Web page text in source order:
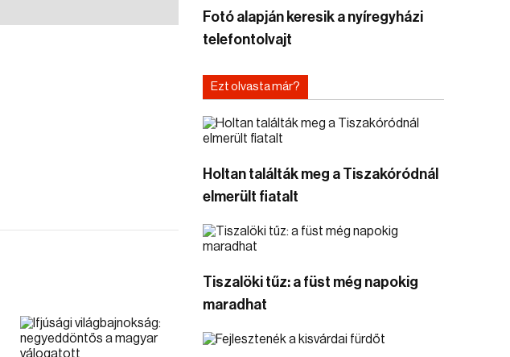
Fotó alapján keresik a nyíregyházi
telefontolvajt
Ezt olvasta már?
Holtan találták meg a Tiszakóródnál
elmerült fiatalt
Tiszalöki tűz: a füst még napokig
maradhat